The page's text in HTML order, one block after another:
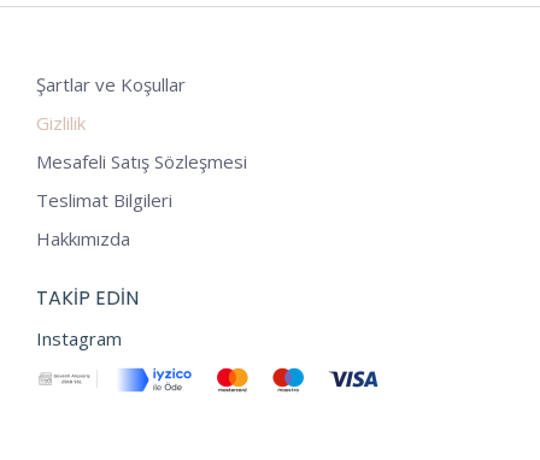
Şartlar ve Koşullar
Gizlilik
Mesafeli Satış Sözleşmesi
Teslimat Bilgileri
Hakkımızda
TAKIP EDIN
Instagram